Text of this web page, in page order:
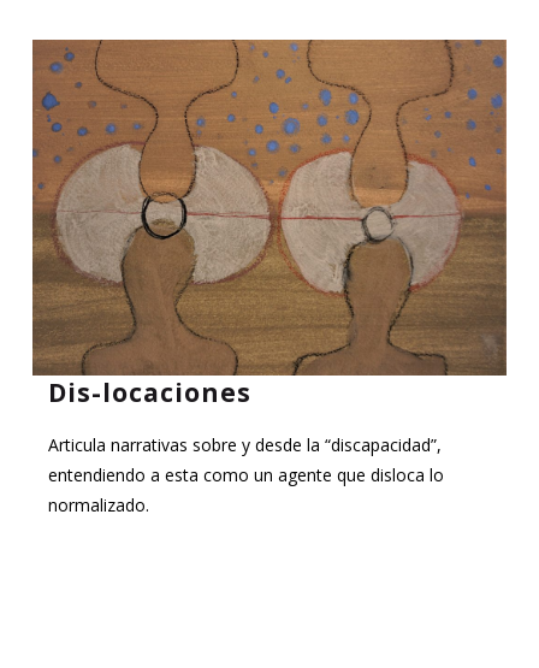
Dis-locaciones
Articula narrativas sobre y desde la “discapacidad”,
entendiendo a esta como un agente que disloca lo
normalizado.